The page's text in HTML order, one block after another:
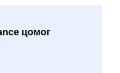
цомог